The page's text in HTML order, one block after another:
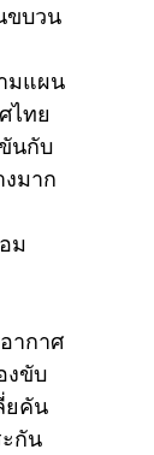
ขบวน
มแผน
ไทย
นกับ
มาก
ม
ากาศ
งขับ
ยคัน
กัน